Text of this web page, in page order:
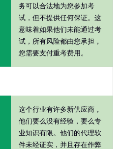
务可以合法地为您参加考
试，但不提供任何保证。这
意味着如果他们未能通过考
试，所有风险都由您承担，
您需要支付重考费用。
这个行业有许多新供应商，
他们要么没有经验，要么专
业知识有限。他们的代理软
件未经证实，并且存在作弊